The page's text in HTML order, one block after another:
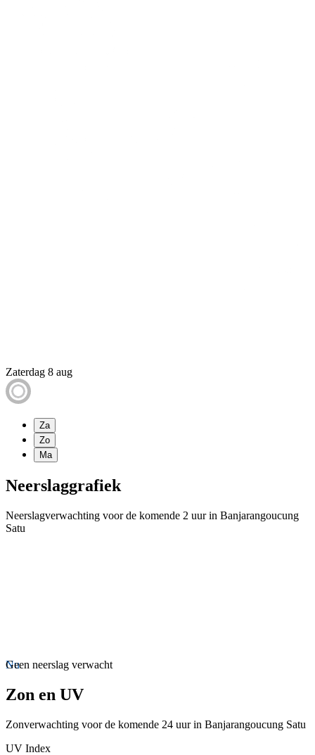
Zaterdag 8 aug
Za
Zo
Ma
Neerslaggrafiek
Neerslagverwachting voor de komende 2 uur in Banjarangoucung
Satu
Nu
Geen neerslag verwacht
Zon en UV
Zonverwachting voor de komende 24 uur in Banjarangoucung Satu
UV Index